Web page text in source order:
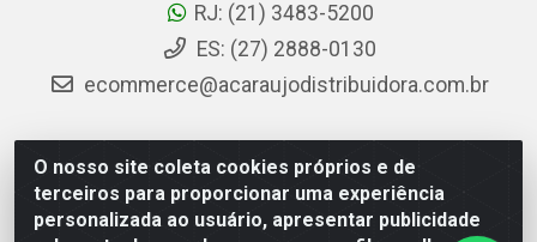
O nosso site coleta cookies próprios e de
terceiros para proporcionar uma experiência
personalizada ao usuário, apresentar publicidade
RJ: (21) 3483-5200
ES: (27) 2888-0130
ecommerce@acaraujodistribuidora.com.br
AC Araujo Distribuidora - Rua Carneiro de Campos, 42 -
São Cristóvão, Rio de Janeiro/RJ - CEP 20.920-410 -
CNPJ 08.744.753/0003-85